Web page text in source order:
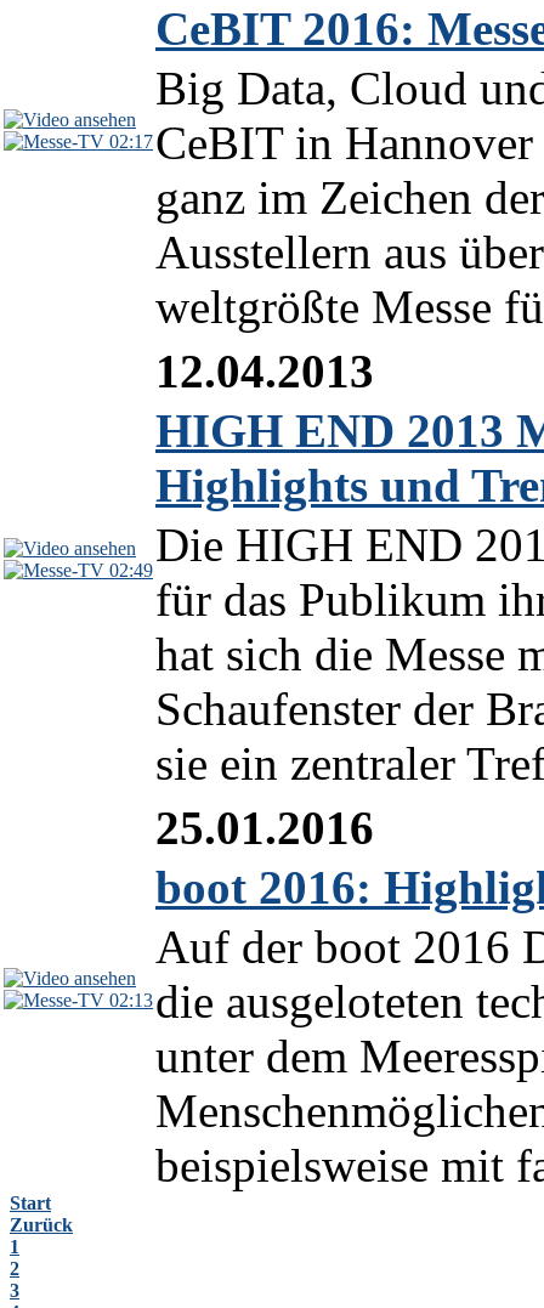
02:17
CeBIT 2016:
Big Data, Cloud
CeBIT in Hannover
ganz im Zeichen
Ausstellern aus
weltgrößte Messe
02:49
12.04.2013
HIGH END 2013
Highlights und
Die HIGH END
für das Publikum
hat sich die Messe
Schaufenster der
sie ein zentraler
02:13
25.01.2016
boot 2016:
Auf der boot 2016
die ausgeloteten
unter dem
beispielsweise mit
Start
Zurück
1
2
3